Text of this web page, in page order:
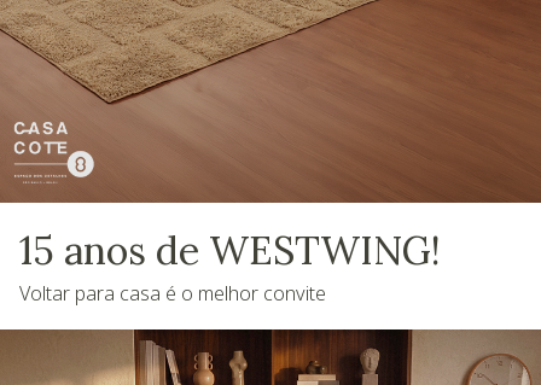
15 anos de WESTWING!
Voltar para casa é o melhor convite